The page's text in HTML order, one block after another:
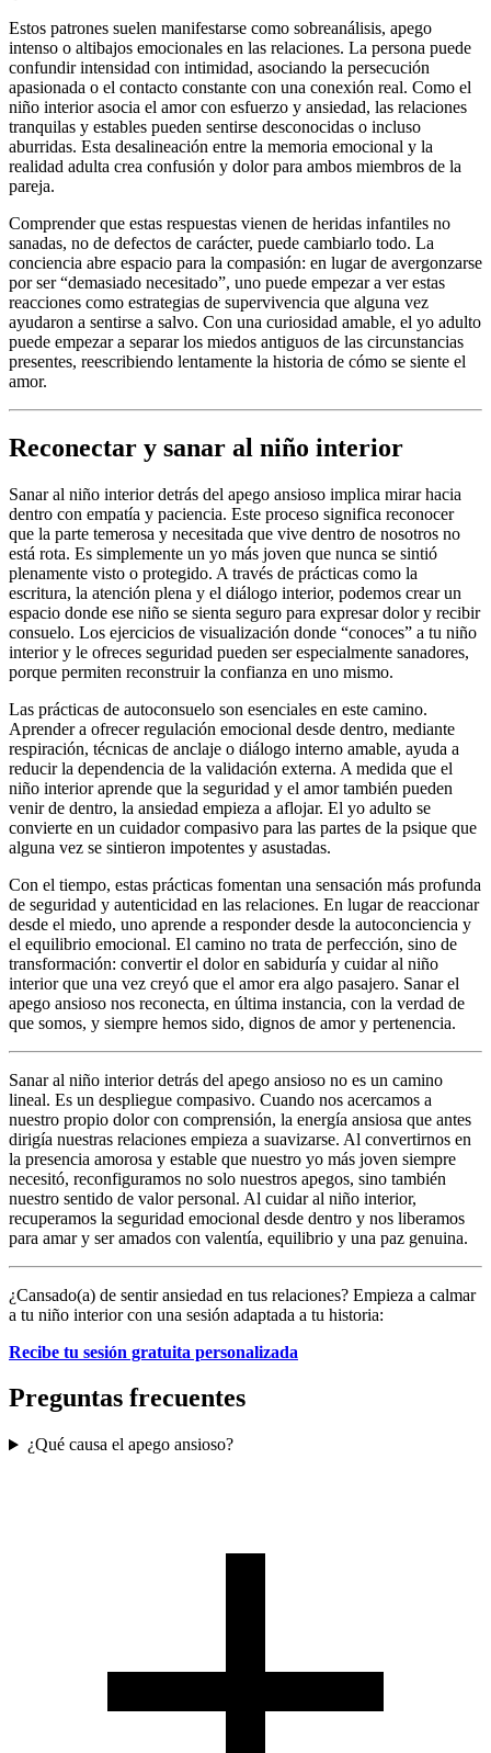
Estos patrones suelen manifestarse como sobreanálisis, apego
intenso o altibajos emocionales en las relaciones. La persona puede
confundir intensidad con intimidad, asociando la persecución
apasionada o el contacto constante con una conexión real. Como el
niño interior asocia el amor con esfuerzo y ansiedad, las relaciones
tranquilas y estables pueden sentirse desconocidas o incluso
aburridas. Esta desalineación entre la memoria emocional y la
realidad adulta crea confusión y dolor para ambos miembros de la
pareja.
Comprender que estas respuestas vienen de heridas infantiles no
sanadas, no de defectos de carácter, puede cambiarlo todo. La
conciencia abre espacio para la compasión: en lugar de avergonzarse
por ser “demasiado necesitado”, uno puede empezar a ver estas
reacciones como estrategias de supervivencia que alguna vez
ayudaron a sentirse a salvo. Con una curiosidad amable, el yo adulto
puede empezar a separar los miedos antiguos de las circunstancias
presentes, reescribiendo lentamente la historia de cómo se siente el
amor.
Reconectar y sanar al niño interior
Sanar al niño interior detrás del apego ansioso implica mirar hacia
dentro con empatía y paciencia. Este proceso significa reconocer
que la parte temerosa y necesitada que vive dentro de nosotros no
está rota. Es simplemente un yo más joven que nunca se sintió
plenamente visto o protegido. A través de prácticas como la
escritura, la atención plena y el diálogo interior, podemos crear un
espacio donde ese niño se sienta seguro para expresar dolor y recibir
consuelo. Los ejercicios de visualización donde “conoces” a tu niño
interior y le ofreces seguridad pueden ser especialmente sanadores,
porque permiten reconstruir la confianza en uno mismo.
Las prácticas de autoconsuelo son esenciales en este camino.
Aprender a ofrecer regulación emocional desde dentro, mediante
respiración, técnicas de anclaje o diálogo interno amable, ayuda a
reducir la dependencia de la validación externa. A medida que el
niño interior aprende que la seguridad y el amor también pueden
venir de dentro, la ansiedad empieza a aflojar. El yo adulto se
convierte en un cuidador compasivo para las partes de la psique que
alguna vez se sintieron impotentes y asustadas.
Con el tiempo, estas prácticas fomentan una sensación más profunda
de seguridad y autenticidad en las relaciones. En lugar de reaccionar
desde el miedo, uno aprende a responder desde la autoconciencia y
el equilibrio emocional. El camino no trata de perfección, sino de
transformación: convertir el dolor en sabiduría y cuidar al niño
interior que una vez creyó que el amor era algo pasajero. Sanar el
apego ansioso nos reconecta, en última instancia, con la verdad de
que somos, y siempre hemos sido, dignos de amor y pertenencia.
Sanar al niño interior detrás del apego ansioso no es un camino
lineal. Es un despliegue compasivo. Cuando nos acercamos a
nuestro propio dolor con comprensión, la energía ansiosa que antes
dirigía nuestras relaciones empieza a suavizarse. Al convertirnos en
la presencia amorosa y estable que nuestro yo más joven siempre
necesitó, reconfiguramos no solo nuestros apegos, sino también
nuestro sentido de valor personal. Al cuidar al niño interior,
recuperamos la seguridad emocional desde dentro y nos liberamos
para amar y ser amados con valentía, equilibrio y una paz genuina.
¿Cansado(a) de sentir ansiedad en tus relaciones? Empieza a calmar
a tu niño interior con una sesión adaptada a tu historia:
Recibe tu sesión gratuita personalizada
Preguntas frecuentes
¿Qué causa el apego ansioso?